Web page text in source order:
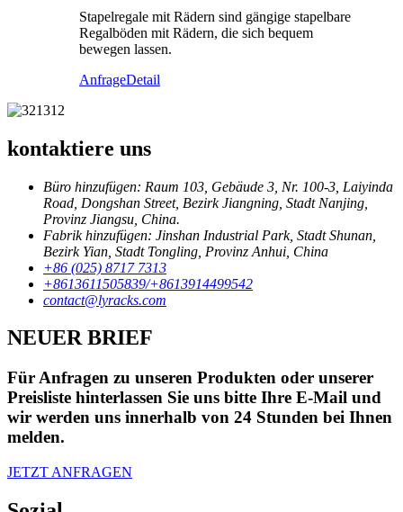
Stapelregale mit Rädern sind gängige stapelbare
Regalböden mit Rädern, die sich bequem
bewegen lassen.
AnfrageDetail
kontaktiere uns
Büro hinzufügen: Raum 103, Gebäude 3, Nr. 100-3, Laiyinda
Road, Dongshan Street, Bezirk Jiangning, Stadt Nanjing,
Provinz Jiangsu, China.
Fabrik hinzufügen: Jinshan Industrial Park, Stadt Shunan,
Bezirk Yian, Stadt Tongling, Provinz Anhui, China
+86 (025) 8717 7313
+8613611505839/+8613914499542
contact@lyracks.com
NEUER BRIEF
Für Anfragen zu unseren Produkten oder unserer
Preisliste hinterlassen Sie uns bitte Ihre E-Mail und
wir werden uns innerhalb von 24 Stunden bei Ihnen
melden.
JETZT ANFRAGEN